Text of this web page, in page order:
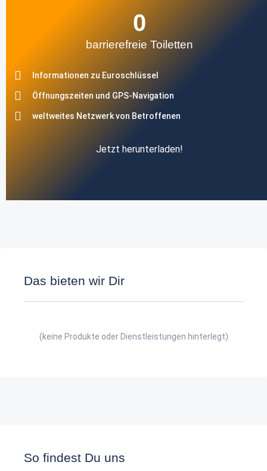
barrierefreie Toiletten
0
Informationen zu Euroschlüssel
Öffnungszeiten und GPS-Navigation
weltweites Netzwerk von Betroffenen
Jetzt herunterladen!
Das bieten wir Dir
(keine Produkte oder Dienstleistungen hinterlegt)
So findest Du uns